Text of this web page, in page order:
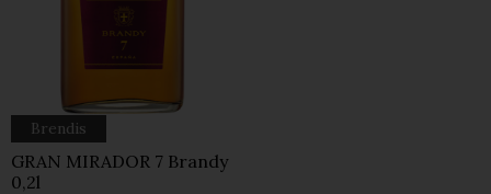
Brendis
GRAN MIRADOR 7 Brandy
0,2l